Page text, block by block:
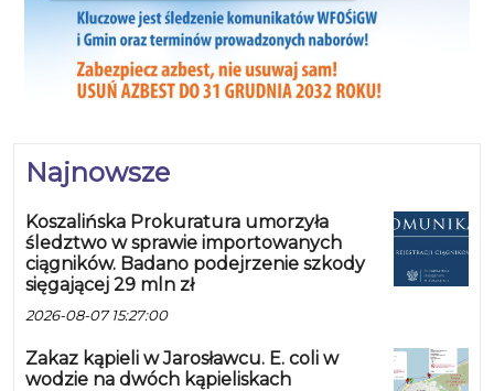
Najnowsze
Koszalińska Prokuratura umorzyła
śledztwo w sprawie importowanych
ciągników. Badano podejrzenie szkody
sięgającej 29 mln zł
2026-08-07 15:27:00
Zakaz kąpieli w Jarosławcu. E. coli w
wodzie na dwóch kąpieliskach